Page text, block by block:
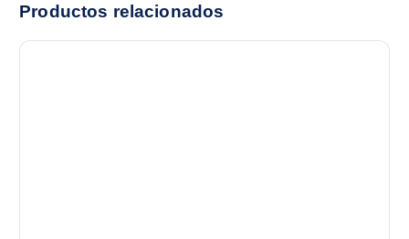
Productos relacionados